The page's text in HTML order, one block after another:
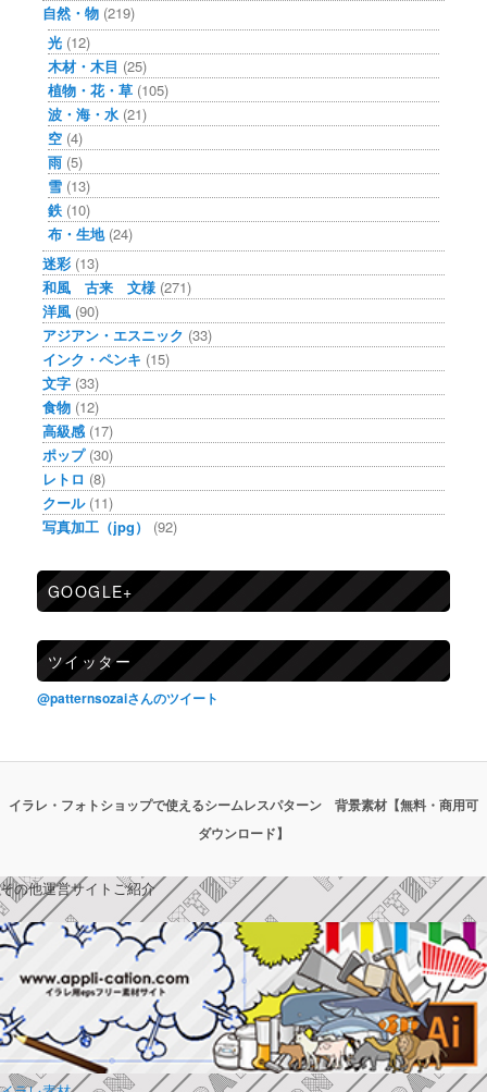
自然・物 (219)
光 (12)
木材・木目 (25)
植物・花・草 (105)
波・海・水 (21)
空 (4)
雨 (5)
雪 (13)
鉄 (10)
布・生地(24)
迷彩 (13)
和風 古来 文様 (271)
洋風 (90)
アジアン・エスニック (33)
インク・ペンキ (15)
文字 (33)
食物 (12)
高級感 (17)
ポップ(30)
レトロ (8)
クール(11)
写真加工（jpg）
(92)
GOOGLE+
ツイッター
@patternsozaiさんのツイート
イラレ・フォトショップで使えるシームレスパターン 背景素材【無料・商用可
ダウンロード】
その他運営サイトご紹介